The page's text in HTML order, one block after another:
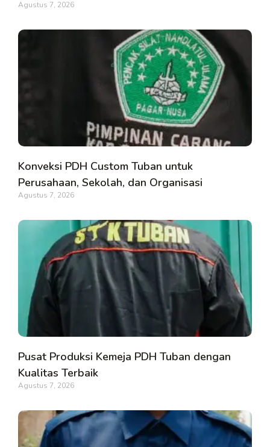
Agustus 7, 2026
Konveksi PDH Custom Tuban untuk
Perusahaan, Sekolah, dan Organisasi
Agustus 7, 2026
Pusat Produksi Kemeja PDH Tuban dengan
Kualitas Terbaik
Agustus 7, 2026